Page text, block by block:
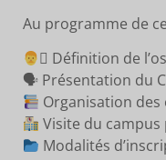
Au programme de
‍⚕ Définition de
🗣 Présentation du
Organisation des
Visite du
Modalités